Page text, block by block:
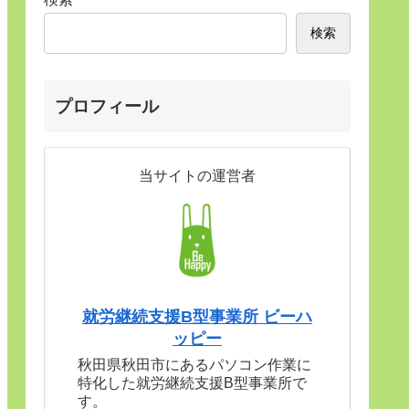
検索
プロフィール
当サイトの運営者
就労継続支援B型事業所 ビーハ
ッピー
秋田県秋田市にあるパソコン作業に
特化した就労継続支援B型事業所で
す。